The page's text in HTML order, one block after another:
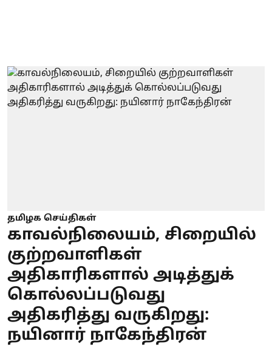
தமிழக செய்திகள்
காவல்நிலையம், சிறையில்
குற்றவாளிகள்
அதிகாரிகளால் அடித்துக்
கொல்லப்படுவது
அதிகரித்து வருகிறது:
நயினார் நாகேந்திரன்